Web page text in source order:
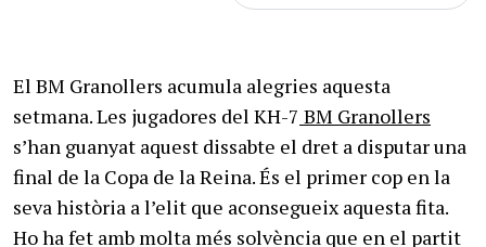
El BM Granollers acumula alegries aquesta
setmana. Les jugadores del KH-7 BM Granollers
s’han guanyat aquest dissabte el dret a disputar una
final de la Copa de la Reina. És el primer cop en la
seva història a l’elit que aconsegueix aquesta fita.
Ho ha fet amb molta més solvència que en el partit